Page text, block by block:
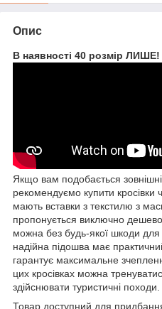
Опис
В наявності 40 розмір ЛИШЕ!
Якщо вам подобається
рекомендуємо купити кросівки
мають вставки з текстилю з
пропонується виключно
можна без будь-якої шкоди
надійна підошва має
гарантує максимальне
цих кросівках можна
здійснювати туристичні походи.
Товар доступний для